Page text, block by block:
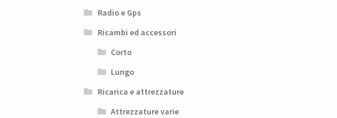
Radio e Gps
Ricambi ed accessori
Corto
Lungo
Ricarica e attrezzature
Attrezzature varie